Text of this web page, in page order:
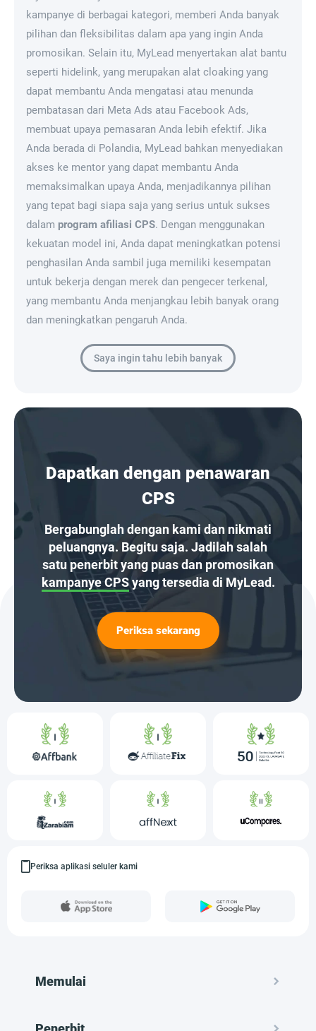
kampanye di berbagai kategori, memberi Anda banyak
pilihan dan fleksibilitas dalam apa yang ingin Anda
promosikan. Selain itu, MyLead menyertakan alat bantu
seperti hidelink, yang merupakan alat cloaking yang
dapat membantu Anda mengatasi atau menunda
pembatasan dari Meta Ads atau Facebook Ads,
membuat upaya pemasaran Anda lebih efektif. Jika
Anda berada di Polandia, MyLead bahkan menyediakan
akses ke mentor yang dapat membantu Anda
memaksimalkan upaya Anda, menjadikannya pilihan
yang tepat bagi siapa saja yang serius untuk sukses
dalam program afiliasi CPS. Dengan menggunakan
kekuatan model ini, Anda dapat meningkatkan potensi
penghasilan Anda sambil juga memiliki kesempatan
untuk bekerja dengan merek dan pengecer terkenal,
yang membantu Anda menjangkau lebih banyak orang
dan meningkatkan pengaruh Anda.
Saya ingin tahu lebih banyak
Dapatkan dengan penawaran
CPS
Bergabunglah dengan kami dan nikmati
peluangnya. Begitu saja. Jadilah salah
satu penerbit yang puas dan promosikan
kampanye CPSyang tersedia di MyLead.
Periksa sekarang
Periksa aplikasi seluler kami
Memulai